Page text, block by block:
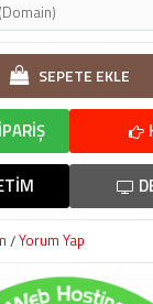
SEPETE EKLE
/Yorum Yap